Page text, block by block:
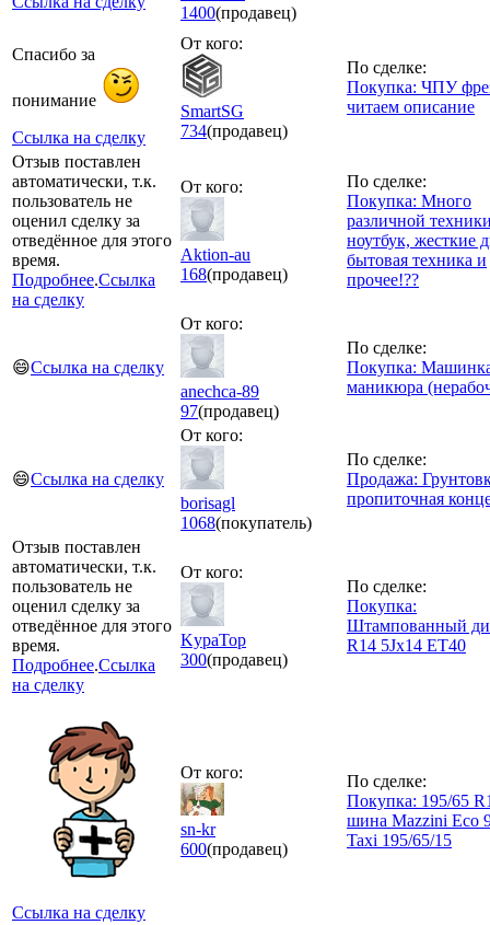
1400(продавец)
Спасибо за
понимание
Ссылка на сделку
От кого:
SmartSG
734(продавец)
По сделке:
Покупка: ЧПУ
читаем описание
Отзыв поставлен
автоматически, т.к.
пользователь не
оценил сделку за
отведённое для этого
время.
Подробнее.Ссылка
на сделку
От кого:
Aktion-au
168(продавец)
По сделке:
Покупка: Много
различной
ноутбук, жесткие
бытовая техника и
прочее!??
😄Ссылка на сделку
От кого:
anechca-89
97(продавец)
По сделке:
Покупка:
маникюра
😄Ссылка на сделку
От кого:
borisagl
1068(покупатель)
По сделке:
Продажа:
пропиточная
Отзыв поставлен
автоматически, т.к.
пользователь не
оценил сделку за
отведённое для этого
время.
Подробнее.Ссылка
на сделку
От кого:
KypaTop
300(продавец)
По сделке:
Покупка:
Штампованный
R14 5Jx14 ET40
Ссылка на сделку
От кого:
sn-kr
600(продавец)
По сделке:
Покупка: 195/65
шина Mazzini Eco
Taxi 195/65/15